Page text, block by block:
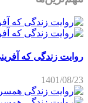
روایت زندگی که
1401/08/23